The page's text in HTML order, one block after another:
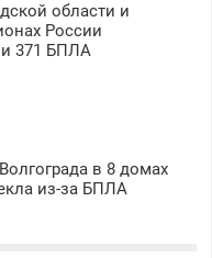
области и
России
371 БПЛА
в 8 домах
из-за БПЛА